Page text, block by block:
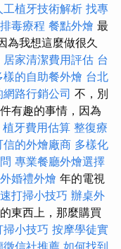
工植牙技術解析 找專
毒療程 餐點外燴 最
為我想這麼做很久
居家清潔費用評估 台
樣的自助餐外燴 台北
網路行銷公司 不，別
有趣的事情，因為
植牙費用估算 整復療
信的外燴廠商 多樣化
專業餐廳外燴選擇
婚禮外燴 年的電視
打掃小技巧 辦桌外
東西上，那麼購買
掃小技巧 按摩學徒實
徵信社推薦 如何找到